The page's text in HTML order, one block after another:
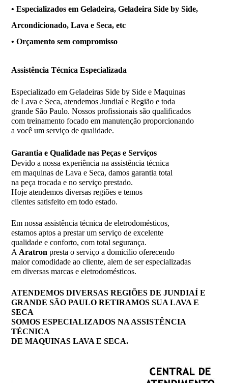
• Especializados em Geladeira, Geladeira Side by Side,
Arcondicionado, Lava e Seca, etc
• Orçamento sem compromisso
Assistência Técnica Especializada
Especializado em Geladeiras Side by Side e Maquinas
de Lava e Seca, atendemos Jundiaí e Região e toda
grande São Paulo. Nossos profissionais são qualificados
com treinamento focado em manutenção proporcionando
a você um serviço de qualidade.
Garantia e Qualidade nas Peças e Serviços
Devido a nossa experiência na assistência técnica
em maquinas de Lava e Seca, damos garantia total
na peça trocada e no serviço prestado.
Hoje atendemos diversas regiões e temos
clientes satisfeito em todo estado.
Em nossa assistência técnica de eletrodomésticos,
estamos aptos a prestar um serviço de excelente
qualidade e conforto, com total segurança.
A Aratron presta o serviço a domicilio oferecendo
maior comodidade ao cliente, alem de ser especializadas
em diversas marcas e eletrodomésticos.
ATENDEMOS DIVERSAS REGIÕES DE JUNDIAÍ E
GRANDE SÃO PAULO RETIRAMOS SUA LAVA E
SECA
SOMOS ESPECIALIZADOS NA ASSISTÊNCIA
TÉCNICA
DE MAQUINAS LAVA E SECA.